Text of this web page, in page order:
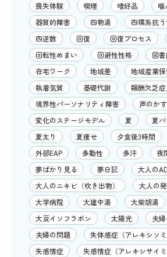
喪失体験
喫煙 嗜好品
噛
器質的障害
四物湯
四環系抗
四逆散
回復 回復プロセス
回転性めまい
回避性性格 図
在宅ワーク
地域差
地域産業
執着気質
基礎代謝 報酬欠乏症
境界性パーソナリティ障害
声のか
変化のステージモデル
夏 夏バ
夏太り
夏痩せ 夕食後3時間
外部EAP
多動性 多汗
夜
夢ばかり見る
夢日記
大人の
大人のニキビ（吹き出物）
大人の
大学病院
大建中湯 大柴胡湯
大豆イソフラボン
太陽光
夫
夫婦の問題
失体感症（アレキシソミ
失感情症
失感情症（アレキシサイミ